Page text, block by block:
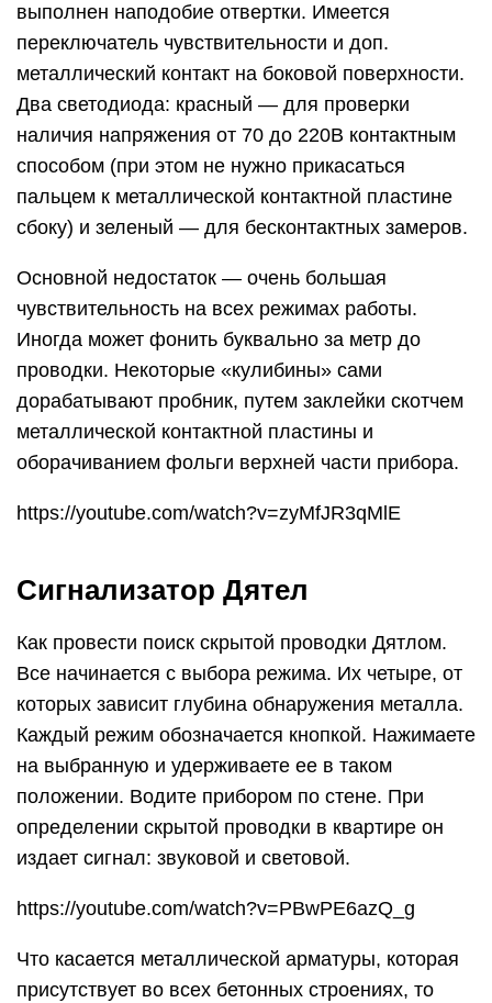
выполнен наподобие отвертки. Имеется
переключатель чувствительности и доп.
металлический контакт на боковой поверхности.
Два светодиода: красный — для проверки
наличия напряжения от 70 до 220В контактным
способом (при этом не нужно прикасаться
пальцем к металлической контактной пластине
сбоку) и зеленый — для бесконтактных замеров.
Основной недостаток — очень большая
чувствительность на всех режимах работы.
Иногда может фонить буквально за метр до
проводки. Некоторые «кулибины» сами
дорабатывают пробник, путем заклейки скотчем
металлической контактной пластины и
оборачиванием фольги верхней части прибора.
https://youtube.com/watch?v=zyMfJR3qMlE
Сигнализатор Дятел
Как провести поиск скрытой проводки Дятлом.
Все начинается с выбора режима. Их четыре, от
которых зависит глубина обнаружения металла.
Каждый режим обозначается кнопкой. Нажимаете
на выбранную и удерживаете ее в таком
положении. Водите прибором по стене. При
определении скрытой проводки в квартире он
издает сигнал: звуковой и световой.
https://youtube.com/watch?v=PBwPE6azQ_g
Что касается металлической арматуры, которая
присутствует во всех бетонных строениях, то